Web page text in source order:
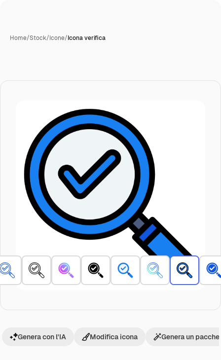
Home/Stock/Icone/Icona verifica
Genera con l'IA Modifica icona Genera un